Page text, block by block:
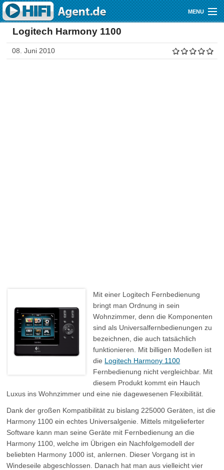
Direkt zum Inhalt
MENU
Gutscheine
Audio
Logitech Harmony 1100
08. Juni 2010
Mit einer Logitech Fernbedienung
bringt man Ordnung in sein
Wohnzimmer, denn die Komponenten
sind als Universalfernbedienungen zu
bezeichnen, die auch tatsächlich
funktionieren. Mit billigen Modellen ist
die Logitech Harmony 1100
Fernbedienung nicht vergleichbar. Mit
diesem Produkt kommt ein Hauch
Luxus ins Wohnzimmer und eine nie dagewesenen Flexibilität.
Dank der großen Kompatibilität zu bislang 225000 Geräten, ist die
Harmony 1100 ein echtes Universalgenie. Mittels mitgelieferter
Software kann man seine Geräte mit Fernbedienung an die
Harmony 1100, welche im Übrigen ein Nachfolgemodell der
beliebten Harmony 1000 ist, anlernen. Dieser Vorgang ist in
Windeseile abgeschlossen. Danach hat man aus vielleicht vier